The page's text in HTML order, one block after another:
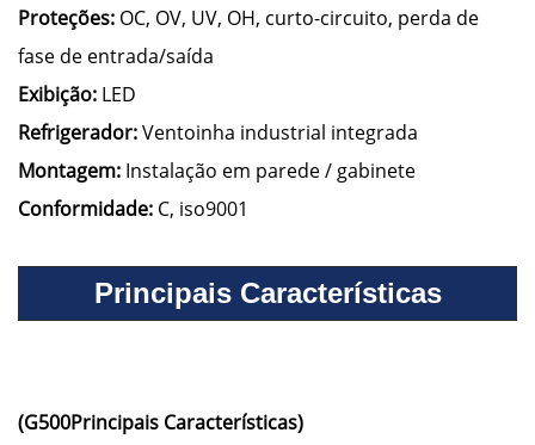
Proteções: OC, OV, UV, OH, curto-circuito, perda de
fase de entrada/saída
Exibição: LED
Refrigerador:Ventoinha industrial integrada
Montagem: Instalação em parede / gabinete
Conformidade: C, iso9001
Principais Características
(G500Principais Características)